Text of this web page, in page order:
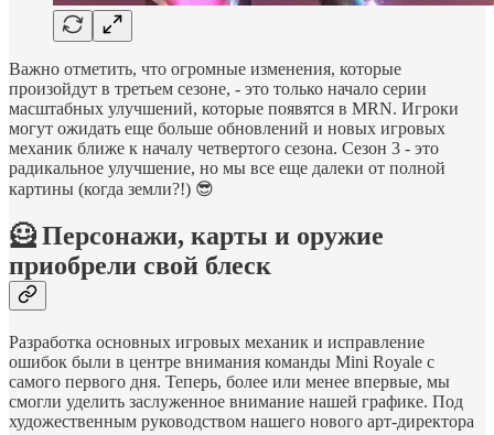
Важно отметить, что огромные изменения, которые
произойдут в третьем сезоне, - это только начало серии
масштабных улучшений, которые появятся в MRN. Игроки
могут ожидать еще больше обновлений и новых игровых
механик ближе к началу четвертого сезона. Сезон 3 - это
радикальное улучшение, но мы все еще далеки от полной
картины (когда земли?!) 😎
🦸 Персонажи, карты и оружие
приобрели свой блеск
Разработка основных игровых механик и исправление
ошибок были в центре внимания команды Mini Royale с
самого первого дня. Теперь, более или менее впервые, мы
смогли уделить заслуженное внимание нашей графике. Под
художественным руководством нашего нового арт-директора